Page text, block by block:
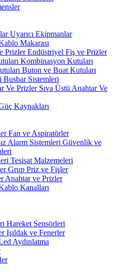
Uyarıcı Ekipmanlar
Makarası
Endüstriyel Fiş ve Prizler
Kombinasyon Kutuları
Buton ve Buat Kutuları
Busbar Sistemleri
Sıva Üstü Anahtar Ve
Kaynakları
Fan ve Aspiratörler
Güvenlik ve
Tesisat Malzemeleri
Grup Priz ve Fişler
Anahtar ve Prizler
Kanalları
Hareket Sensörleri
Işıldak ve Fenerler
Aydınlatma